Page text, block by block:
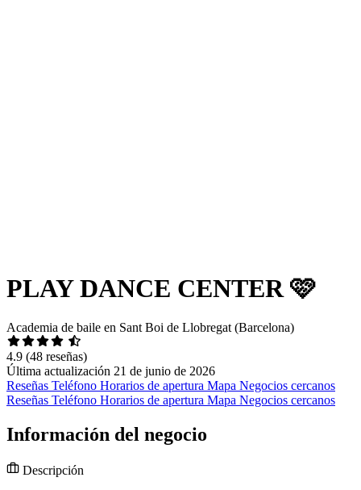
PLAY DANCE CENTER 🩷
Academia de baile en Sant Boi de Llobregat (Barcelona)
4.9 (48 reseñas)
Última actualización 21 de junio de 2026
Reseñas Teléfono Horarios de apertura Mapa Negocios cercanos
Reseñas Teléfono Horarios de apertura Mapa Negocios cercanos
Información del negocio
Descripción